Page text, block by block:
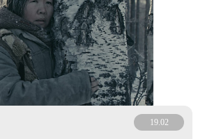
19.02